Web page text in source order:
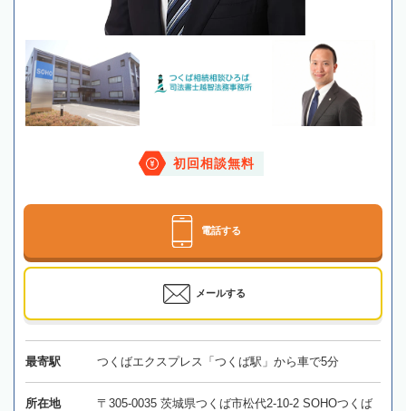
初回相談無料
電話する
メールする
最寄駅 つくばエクスプレス「つくば駅」から車で5分
所在地
〒305-0035 茨城県つくば市松代2-10-2 SOHOつくば